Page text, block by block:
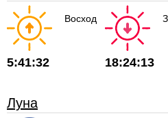
Восход
5:41:32 18:24:13
Луна